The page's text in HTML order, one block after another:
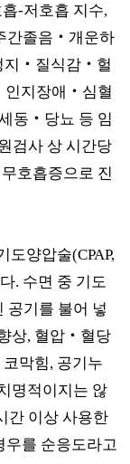
흡-저호흡 지수,
간졸음 ‧개운하
‧ 질식감 ‧ 헐
인지장애 ‧ 심혈
동 ‧ 당뇨 등 임
검사 상 시간당
호흡증으로 진
도양압술(CPAP,
. 수면 중 기도
공기를 불어 넣
상, 혈압 ‧ 혈당
코막힘, 공기누
명적이지는 않
간 이상 사용한
우를 순응도라고